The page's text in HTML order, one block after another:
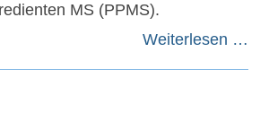
MS (PPMS).
Weiterlesen …